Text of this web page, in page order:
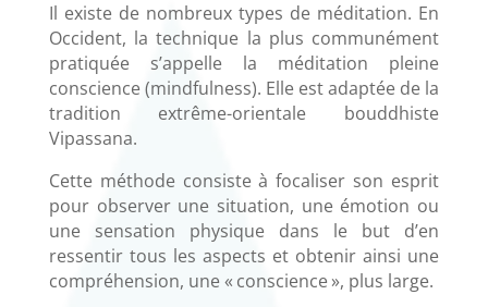
Il existe de nombreux types de méditation. En
Occident, la technique la plus communément
pratiquée s’appelle la méditation pleine
conscience (mindfulness). Elle est adaptée de la
tradition extrême-orientale bouddhiste
Vipassana.
Cette méthode consiste à focaliser son esprit
pour observer une situation, une émotion ou
une sensation physique dans le but d’en
ressentir tous les aspects et obtenir ainsi une
compréhension, une « conscience », plus large.